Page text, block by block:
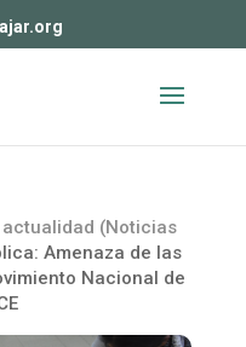
(Noticias
Amenaza de las
Nacional de